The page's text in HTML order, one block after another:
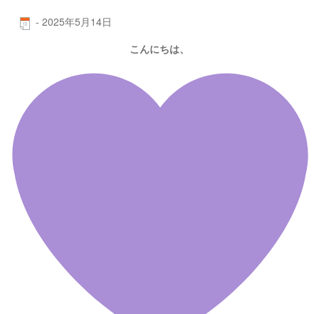
- 2025年5月14日
こんにちは、